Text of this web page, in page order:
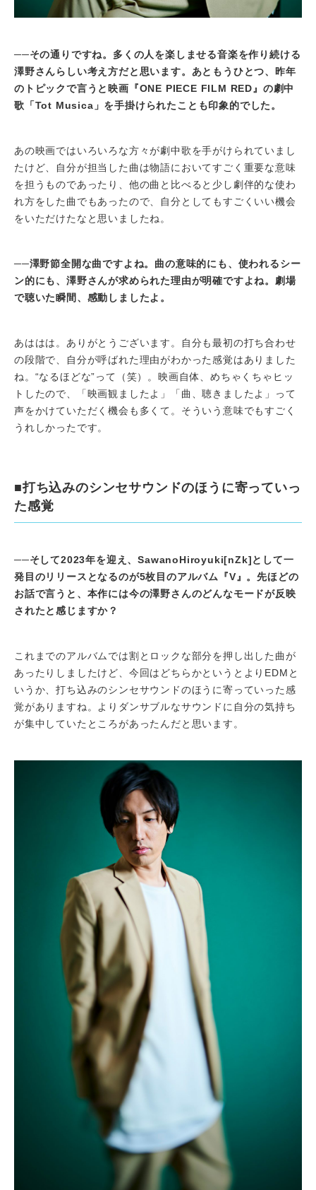
──その通りですね。多くの人を楽しませる音楽を作り続ける
澤野さんらしい考え方だと思います。あともうひとつ、昨年
のトピックで言うと映画『ONE PIECE FILM RED』の劇中
歌「Tot Musica」を手掛けられたことも印象的でした。
あの映画ではいろいろな方々が劇中歌を手がけられていまし
たけど、自分が担当した曲は物語においてすごく重要な意味
を担うものであったり、他の曲と比べると少し劇伴的な使わ
れ方をした曲でもあったので、自分としてもすごくいい機会
をいただけたなと思いましたね。
──澤野節全開な曲ですよね。曲の意味的にも、使われるシー
ン的にも、澤野さんが求められた理由が明確ですよね。劇場
で聴いた瞬間、感動しましたよ。
あははは。ありがとうございます。自分も最初の打ち合わせ
の段階で、自分が呼ばれた理由がわかった感覚はありました
ね。“なるほどな”って（笑）。映画自体、めちゃくちゃヒッ
トしたので、「映画観ましたよ」「曲、聴きましたよ」って
声をかけていただく機会も多くて。そういう意味でもすごく
うれしかったです。
■打ち込みのシンセサウンドのほうに寄っていっ
た感覚
──そして2023年を迎え、SawanoHiroyuki[nZk]として一
発目のリリースとなるのが5枚目のアルバム『V』。先ほどの
お話で言うと、本作には今の澤野さんのどんなモードが反映
されたと感じますか？
これまでのアルバムでは割とロックな部分を押し出した曲が
あったりしましたけど、今回はどちらかというとよりEDMと
いうか、打ち込みのシンセサウンドのほうに寄っていった感
覚がありますね。よりダンサブルなサウンドに自分の気持ち
が集中していたところがあったんだと思います。